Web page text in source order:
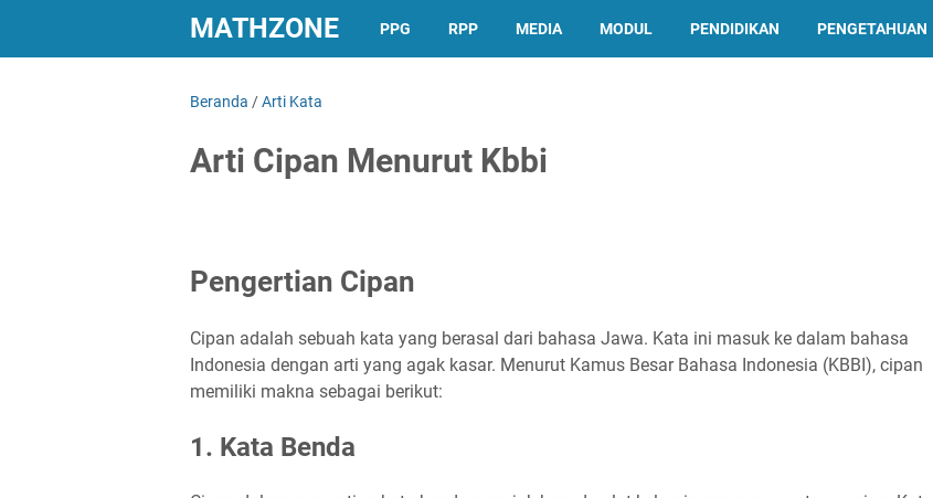
MATHZONE PPG RPP MEDIA MODUL PENDIDIKAN PENGETAHUAN
Beranda /Arti Kata
Arti Cipan Menurut Kbbi
Pengertian Cipan
Cipan adalah sebuah kata yang berasal dari bahasa Jawa. Kata ini masuk ke dalam bahasa
Indonesia dengan arti yang agak kasar. Menurut Kamus Besar Bahasa Indonesia (KBBI), cipan
memiliki makna sebagai berikut:
1. Kata Benda